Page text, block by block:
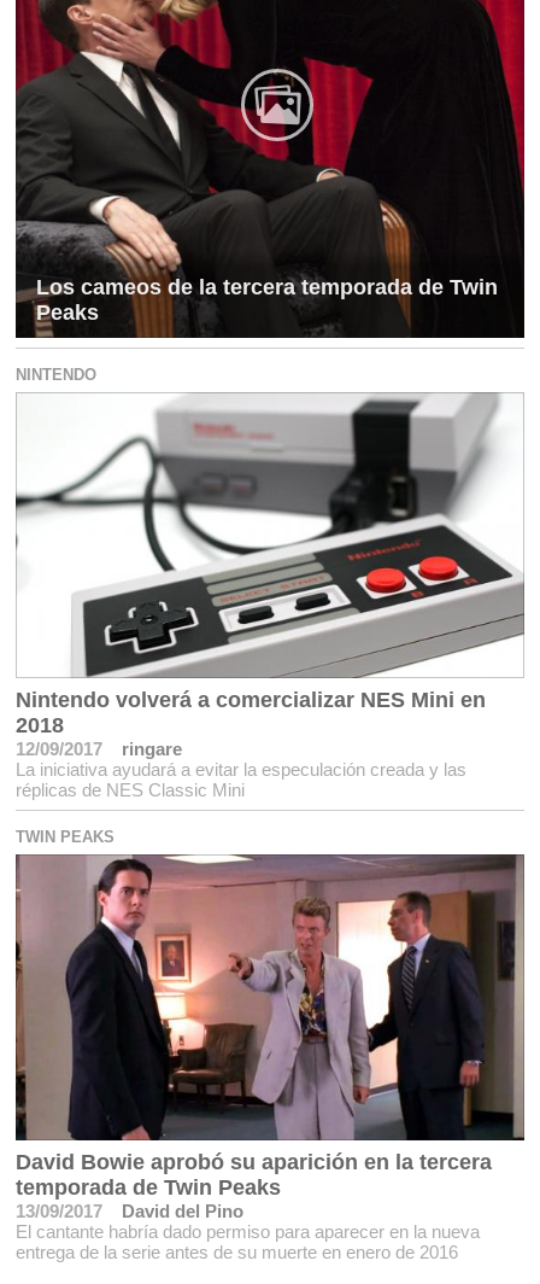
Los cameos de la tercera temporada de Twin
Peaks
NINTENDO
Nintendo volverá a comercializar NES Mini en
2018
12/09/2017
ringare
La iniciativa ayudará a evitar la especulación creada y las
réplicas de NES Classic Mini
TWIN PEAKS
David Bowie aprobó su aparición en la tercera
temporada de Twin Peaks
13/09/2017
David del Pino
El cantante habría dado permiso para aparecer en la nueva
entrega de la serie antes de su muerte en enero de 2016